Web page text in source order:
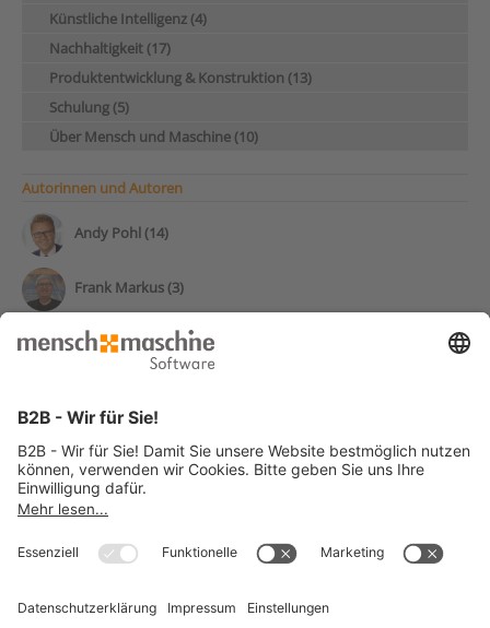
Künstliche Intelligenz (4)
Nachhaltigkeit (17)
Produktentwicklung & Konstruktion (13)
Schulung (5)
Über Mensch und Maschine (10)
Autorinnen und Autoren
Andy Pohl (14)
Frank Markus (3)
Luca Henniges (2)
Leon Bünder (1)
Thomas Jakobs (1)
Jasmin Bullmann (1)
Alle Autorinnen und Autoren »